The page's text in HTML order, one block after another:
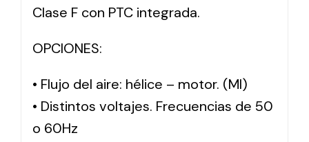
Clase F con PTC integrada.
OPCIONES:
• Flujo del aire: hélice – motor. (MI)
• Distintos voltajes. Frecuencias de 50
o 60Hz